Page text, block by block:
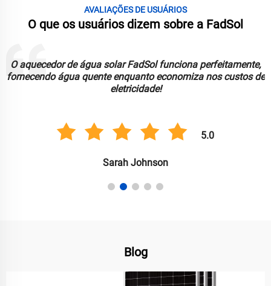
AVALIAÇÕES DE USUÁRIOS
O que os usuários dizem sobre a FadSol
O aquecedor de água solar FadSol funciona perfeitamente,
fornecendo água quente enquanto economiza nos custos de
eletricidade!
5.0
Sarah Johnson
Blog